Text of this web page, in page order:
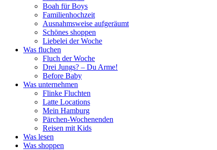
Boah für Boys
Familienhochzeit
Ausnahmsweise aufgeräumt
Schönes shoppen
Liebelei der Woche
Was fluchen
Fluch der Woche
Drei Jungs? – Du Arme!
Before Baby
Was unternehmen
Flinke Fluchten
Latte Locations
Mein Hamburg
Pärchen-Wochenenden
Reisen mit Kids
Was lesen
Was shoppen